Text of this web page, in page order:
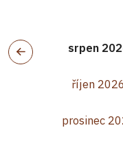
srpen
říjen 2026
prosinec